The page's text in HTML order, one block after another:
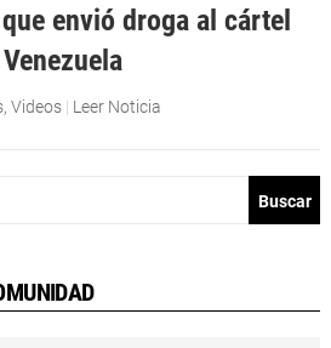
envió droga al cártel
, Videos | Leer Noticia